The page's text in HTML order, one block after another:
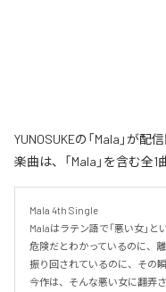
YUNOSUKEの「Mala」が
楽曲は、「Mala」を含む全1
Mala 4th Single
Malaはラテン語で「悪い女」と
危険だとわかっているのに、離
振り回されているのに、その
今作は、そんな悪い女に翻弄